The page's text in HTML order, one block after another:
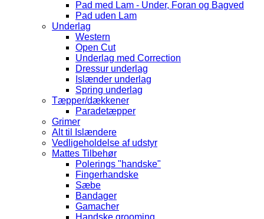
Pad med Lam - Under, Foran og Bagved
Pad uden Lam
Underlag
Western
Open Cut
Underlag med Correction
Dressur underlag
Islænder underlag
Spring underlag
Tæpper/dækkener
Paradetæpper
Grimer
Alt til Islændere
Vedligeholdelse af udstyr
Mattes Tilbehør
Polerings "handske"
Fingerhandske
Sæbe
Bandager
Gamacher
Handske grooming